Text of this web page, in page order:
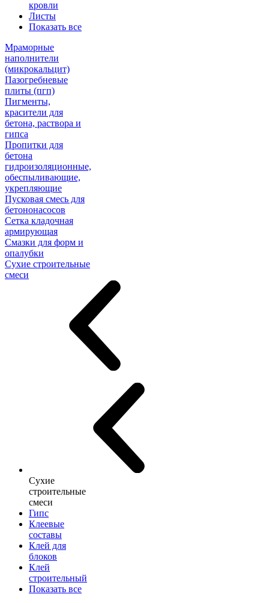
кровли
Листы
Показать все
Мраморные
наполнители
(микрокальцит)
Пазогребневые
плиты (пгп)
Пигменты,
красители для
бетона, раствора и
гипса
Пропитки для
бетона
гидроизоляционные,
обеспыливающие,
укрепляющие
Пусковая смесь для
бетононасосов
Сетка кладочная
армирующая
Смазки для форм и
опалубки
Сухие строительные
смеси
Сухие
строительные
смеси
Гипс
Клеевые
составы
Клей для
блоков
Клей
строительный
Показать все